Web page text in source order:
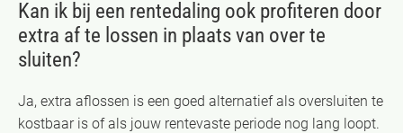
Kan ik bij een rentedaling ook profiteren door
extra af te lossen in plaats van over te
sluiten?
Ja, extra aflossen is een goed alternatief als oversluiten te
kostbaar is of als jouw rentevaste periode nog lang loopt.